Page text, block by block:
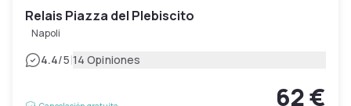
Relais Piazza del Plebiscito
Napoli
4.4/5|14 Opiniones
62 €